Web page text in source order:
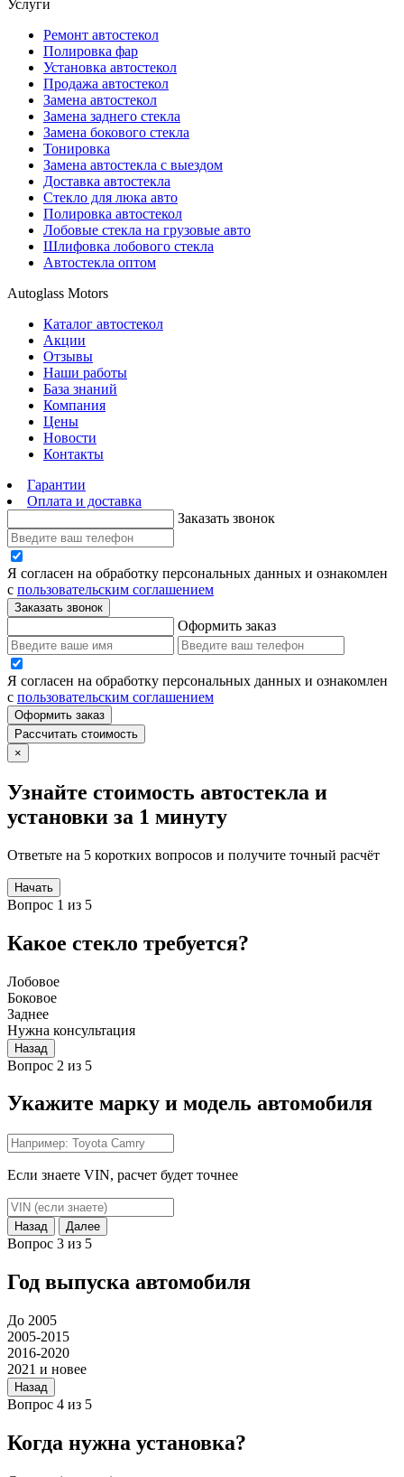
Услуги
Ремонт автостекол
Полировка фар
Установка автостекол
Продажа автостекол
Замена автостекол
Замена заднего стекла
Замена бокового стекла
Тонировка
Замена автостекла с выездом
Доставка автостекла
Стекло для люка авто
Полировка автостекол
Лобовые стекла на грузовые авто
Шлифовка лобового стекла
Автостекла оптом
Autoglass Motors
Каталог автостекол
Акции
Отзывы
Наши работы
База знаний
Компания
Цены
Новости
Контакты
Гарантии
Оплата и доставка
Заказать звонок
Я согласен на обработку персональных данных и ознакомлен
с пользовательским соглашением
Заказать звонок
Оформить заказ
Я согласен на обработку персональных данных и ознакомлен
с пользовательским соглашением
Оформить заказ
Рассчитать стоимость
×
Узнайте стоимость автостекла и
установки за 1 минуту
Ответьте на 5 коротких вопросов и получите точный расчёт
Начать
Вопрос 1 из 5
Какое стекло требуется?
Лобовое
Боковое
Заднее
Нужна консультация
Назад
Вопрос 2 из 5
Укажите марку и модель автомобиля
Если знаете VIN, расчет будет точнее
Назад Далее
Вопрос 3 из 5
Год выпуска автомобиля
До 2005
2005-2015
2016-2020
2021 и новее
Назад
Вопрос 4 из 5
Когда нужна установка?